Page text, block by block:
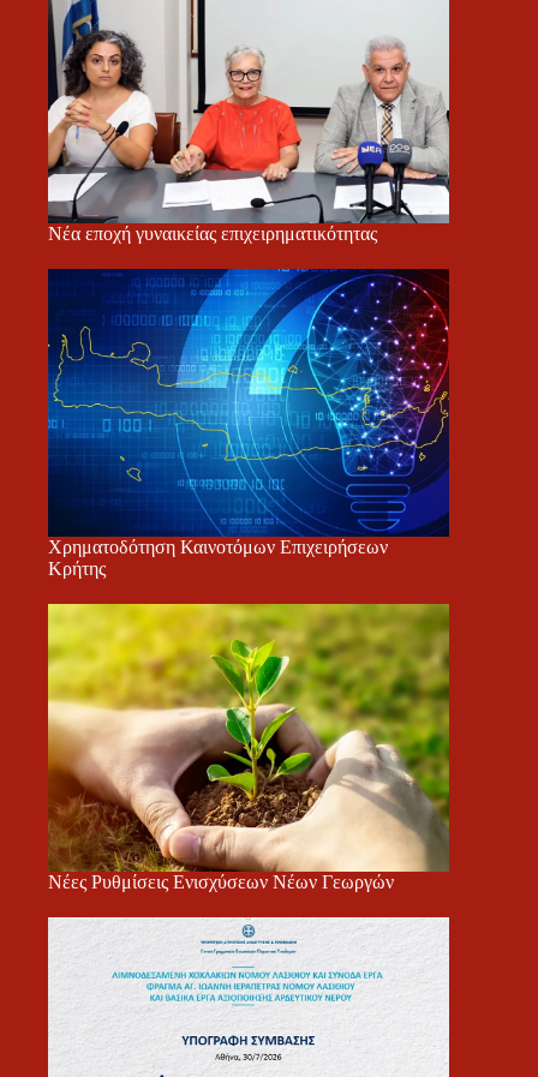
Νέα εποχή γυναικείας επιχειρηματικότητας
Χρηματοδότηση Καινοτόμων Επιχειρήσεων
Κρήτης
Νέες Ρυθμίσεις Ενισχύσεων Νέων Γεωργών